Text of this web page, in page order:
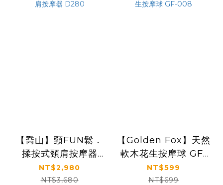
【喬山】頸FUN鬆．
揉按式頸肩按摩器
D280
NT$2,980
NT$3,680
【Golden Fox】天然
軟木花生按摩球 GF-
008
NT$599
NT$699